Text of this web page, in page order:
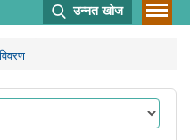
उन्नत खोज